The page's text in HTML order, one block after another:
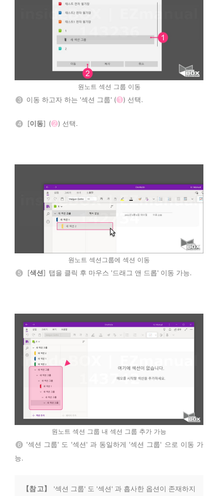
원노트 섹션 그룹 이동
3 이동 하고자 하는 '섹션 그룹' ( 1 ) 선택.
4 [이동] ( 2 ) 선택.
원노트 섹션그룹에 섹션 이동
5 [색션] 탭을 클릭 후 마우스 '드래그 앤 드롭' 이동 가능.
원노트 섹션 그룹 내 섹션 그룹 추가 가능
6
'섹션 그룹' 도 '섹션' 과 동일하게 '섹션 그룹' 으로 이동 가
능.
【참 고】
'섹션 그룹' 도 '섹션' 과 흡사한 옵션이 존재하지